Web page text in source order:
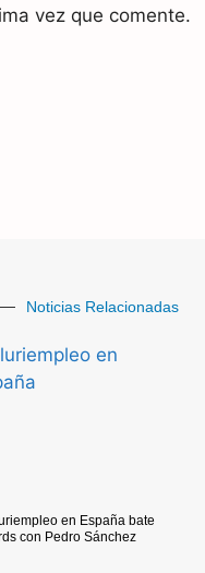
vez que comente.
Noticias Relacionadas
en España bate
con Pedro Sánchez